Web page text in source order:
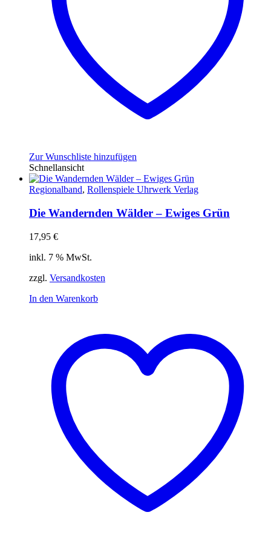
Zur Wunschliste hinzufügen
Schnellansicht
Regionalband, Rollenspiele Uhrwerk Verlag
Die Wandernden Wälder – Ewiges Grün
17,95 €
inkl. 7 % MwSt.
zzgl. Versandkosten
In den Warenkorb